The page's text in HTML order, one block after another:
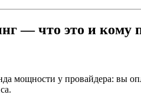
— что это и кому
мощности у провайдера: вы